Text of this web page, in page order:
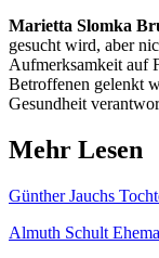
Marietta Slomka
gesucht wird, aber
Aufmerksamkeit auf
Betroffenen gelenkt
Gesundheit
Mehr Lesen
Günther Jauchs
Almuth Schult